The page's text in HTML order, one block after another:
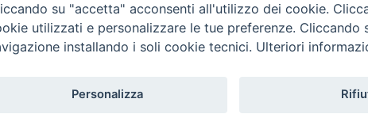
i diritti riservati - Vita Trentina Editrice
su "accetta" acconsenti all'utilizzo dei cookie.
utilizzati e personalizzare le tue preferenze.
installando i soli cookie tecnici. Ulteriori
Personalizza